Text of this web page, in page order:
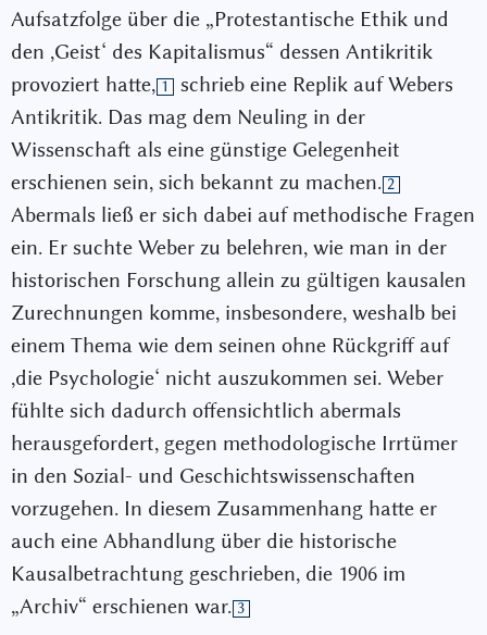
Aufsatzfolge über die „Protestantische Ethik und
den ,Geist‘ des Kapitalismus“ dessen Antikritik
provoziert hatte, 1
schrieb eine Replik auf Webers
Antikritik. Das mag dem Neuling in der
Wissenschaft als eine günstige Gelegenheit
erschienen sein, sich bekannt zu machen. 2
Abermals ließ er sich dabei auf methodische Fragen
ein. Er suchte Weber zu belehren, wie man in der
historischen Forschung allein zu gültigen kausalen
Zurechnungen komme, insbesondere, weshalb bei
einem Thema wie dem seinen ohne Rückgriff auf
,die Psychologie‘ nicht auszukommen sei. Weber
fühlte sich dadurch offensichtlich abermals
herausgefordert, gegen methodologische Irrtümer
in den Sozial- und Geschichtswissenschaften
vorzugehen. In diesem Zusammenhang hatte er
auch eine Abhandlung über die historische
Kausalbetrachtung geschrieben, die 1906 im
„Archiv“ erschienen war. 3